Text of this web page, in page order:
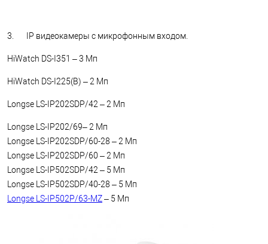
3. IP видеокамеры с микрофонным входом.
HiWatch DS-I351 – 3 Мп
HiWatch DS-I225(B) – 2 Мп
Longse LS-IP202SDP/42 – 2 Мп
Longse LS-IP202/69– 2 Мп
Longse LS-IP202SDP/60-28 – 2 Мп
Longse LS-IP202SDP/60 – 2 Мп
Longse LS-IP502SDP/42 – 5 Мп
Longse LS-IP502SDP/40-28 – 5 Мп
Longse LS-IP502P/63-MZ– 5 Мп